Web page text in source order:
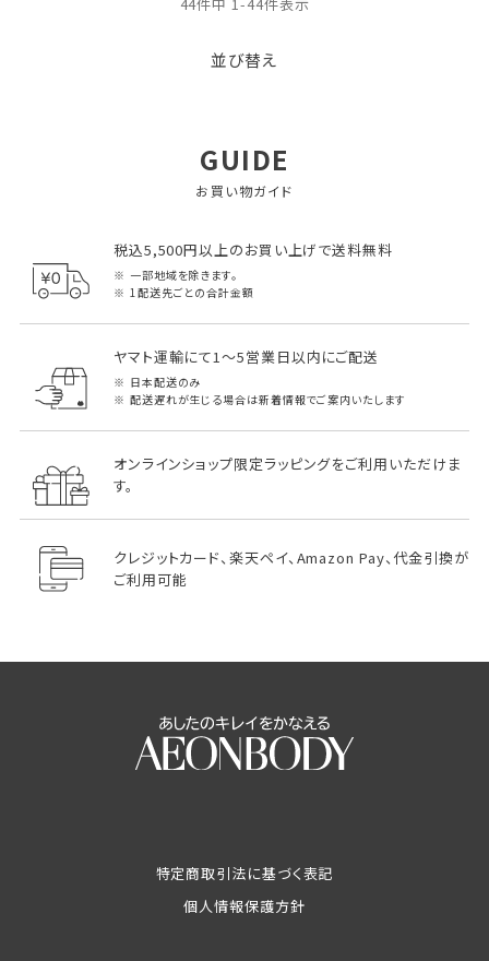
並び替え
44件中 1-44件表示
GUIDE
お買い物ガイド
税込5,500円以上のお買い上げで送料無料
一部地域を除きます。
1配送先ごとの合計金額
ヤマト運輸にて1～5営業日以内にご配送
日本配送のみ
配送遅れが生じる場合は新着情報でご案内いたします
オンラインショップ限定ラッピングをご利用いただけま
す。
クレジットカード、楽天ペイ、Amazon Pay、代金引換が
ご利用可能
特定商取引法に基づく表記
個人情報保護方針